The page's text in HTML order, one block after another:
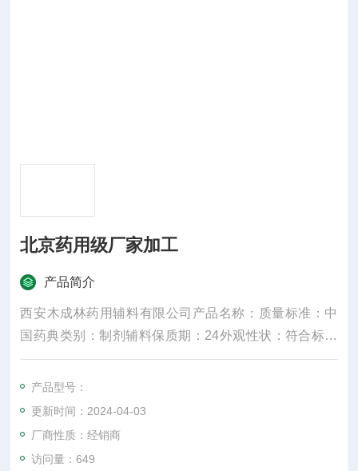
北京药用级厂家加工
产品简介
西安木成林药用辅料有限公司产品名称：质量标准：中
国药典类别：制剂辅料保质期：24外观性状：符合标准
规格：25kg产品名字：主要成份：颜色：白密度：300
水溶性：是适用掺量：8较低操作温度：5较高操作温
度：30包装规格：25纤维直径：15um±3是否进口：
产品型号：
更新时间：2024-04-03
厂商性质：经销商
访问量：649